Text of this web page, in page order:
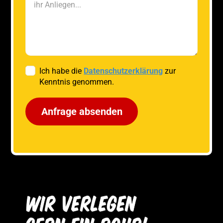
Ich habe die Datenschutzerklärung zur
Kenntnis genommen.